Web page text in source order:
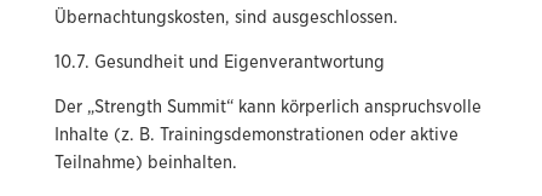
Übernachtungskosten, sind ausgeschlossen.
10.7. Gesundheit und Eigenverantwortung
Der „Strength Summit“ kann körperlich anspruchsvolle
Inhalte (z. B. Trainingsdemonstrationen oder aktive
Teilnahme) beinhalten.